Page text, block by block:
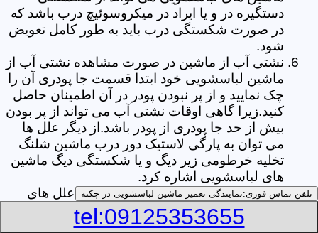
دستگیره در و یا ایراد در میکروسوئیچ درب باشد که
در صورت شکستگی درب باید به طور کامل تعویض
شود.
نشتی آب از ماشین در صورت مشاهده نشتی آب از
ماشین لباسشویی خود ابتدا قسمت جا پودری آن را
چک نمایید و از پر نبودن پودر در آن اطمینان حاصل
کنید.زیرا گاهی اوقات نشتی آب می تواند از پر بودن
بیش از حد جا پودری از پودر باشد.از دیگر علل ها
می توان به پارگی لاستیک دور درب ماشین شلنگ
تخلیه خرطومی زیر دیگ و یا شکستگی دیگ ماشین
های لباسشویی اشاره کرد.
خشک نکردن لباس ها یکی از بیشترین علل های
خشک نکردن لباس ها توسط ماشین های
لباسشویی پر کردن دیگ آن ها بیش از حد ظرفیت
تلفن تماس فوری:نمایندگی تعمیر ماشین لباسشویی در چکنه
tel:09125353655